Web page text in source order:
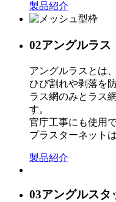
製品紹介
02アングルラス
アングルラスとは
ひび割れや剥落を
ラス網のみとラス
す。
官庁工事にも使用
プラスターネット
製品紹介
03アングルスタ